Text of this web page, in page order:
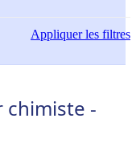
Appliquerles filtres
-